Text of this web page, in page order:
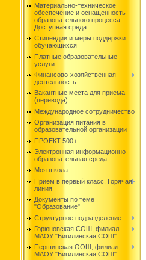
Материально-техническое
обеспечение и оснащенность
образовательного процесса.
Доступная среда
Стипендии и меры поддержки
обучающихся
Платные образовательные
услуги
Финансово-хозяйственная
деятельность
Вакантные места для приема
(перевода)
Международное сотрудничество
Организация питания в
образовательной организации
ПРОЕКТ 500+
Электронная информационно-
образовательная среда
Моя школа
Прием в первый класс. Горячая
линия
Документы по теме
"Образование"
Структурное подразделение
Горюновская СОШ, филиал
МАОУ "Бигилинская СОШ"
Першинская ООШ, филиал
МАОУ "Бигилинская СОШ"